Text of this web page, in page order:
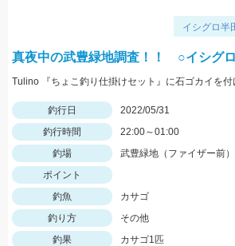
イシグロ半
真夜中の武豊緑地調査！！ ○イシグ
釣行日
2022/05/31
釣行時間
22:00～01:00
釣場
武豊緑地（ファイザー前）
ポイント
釣魚
カサゴ
釣り方
その他
釣果
カサゴ1匹